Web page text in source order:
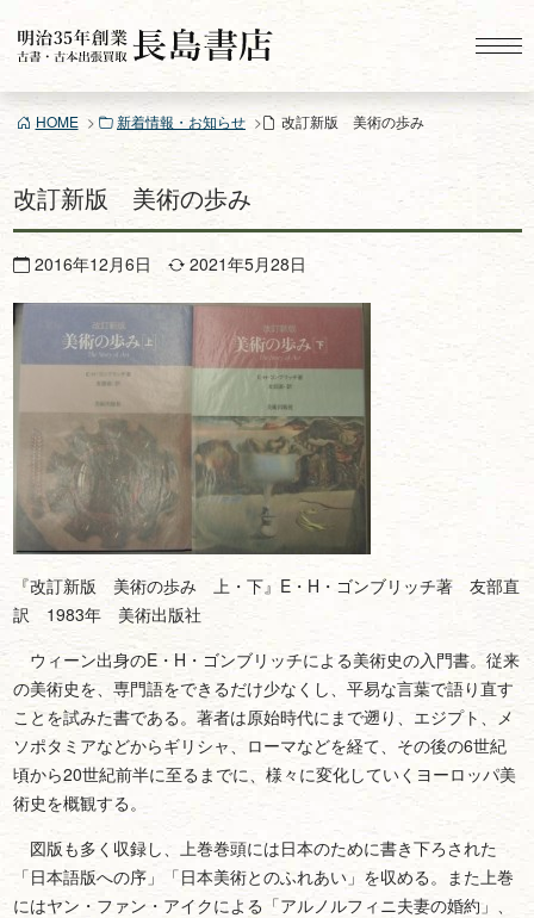
ン
ツ
ス
キ
プ
HOME 新着情報・お知らせ 改訂新版 美術の歩み
改訂新版 美術の歩み
2016年12月6日 2021年5月28日
『改訂新版 美術の歩み 上・下』E・H・ゴンブリッチ著 友部直
訳 1983年 美術出版社
ウィーン出身のE・H・ゴンブリッチによる美術史の入門書。従来
の美術史を、専門語をできるだけ少なくし、平易な言葉で語り直す
ことを試みた書である。著者は原始時代にまで遡り、エジプト、メ
ソポタミアなどからギリシャ、ローマなどを経て、その後の6世紀
頃から20世紀前半に至るまでに、様々に変化していくヨーロッパ美
術史を概観する。
図版も多く収録し、上巻巻頭には日本のために書き下ろされた
「日本語版への序」「日本美術とのふれあい」を収める。また上巻
にはヤン・ファン・アイクによる「アルノルフィニ夫妻の婚約」、